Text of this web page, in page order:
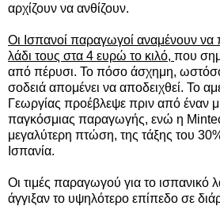
αρχίζουν να ανθίζουν.
Οι Ισπανοί παραγωγοί αναμένουν να
λάδι τους στα 4 ευρώ το κιλό, που
από πέρυσι. Το πόσο άσχημη, ωστόσο,
σοδειά απομένει να αποδειχθεί. Το
Γεωργίας προέβλεψε πριν από έναν
παγκόσμιας παραγωγής, ενώ η
μεγαλύτερη πτώση, της τάξης του
Ισπανία.
Οι τιμές παραγωγού για το ισπανικό
άγγιξαν το υψηλότερο επίπεδο σε